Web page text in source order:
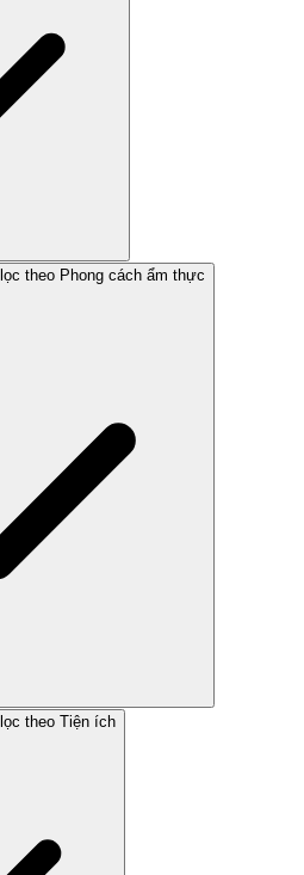
theo Phong cách ẩm thực
theo Tiện ích